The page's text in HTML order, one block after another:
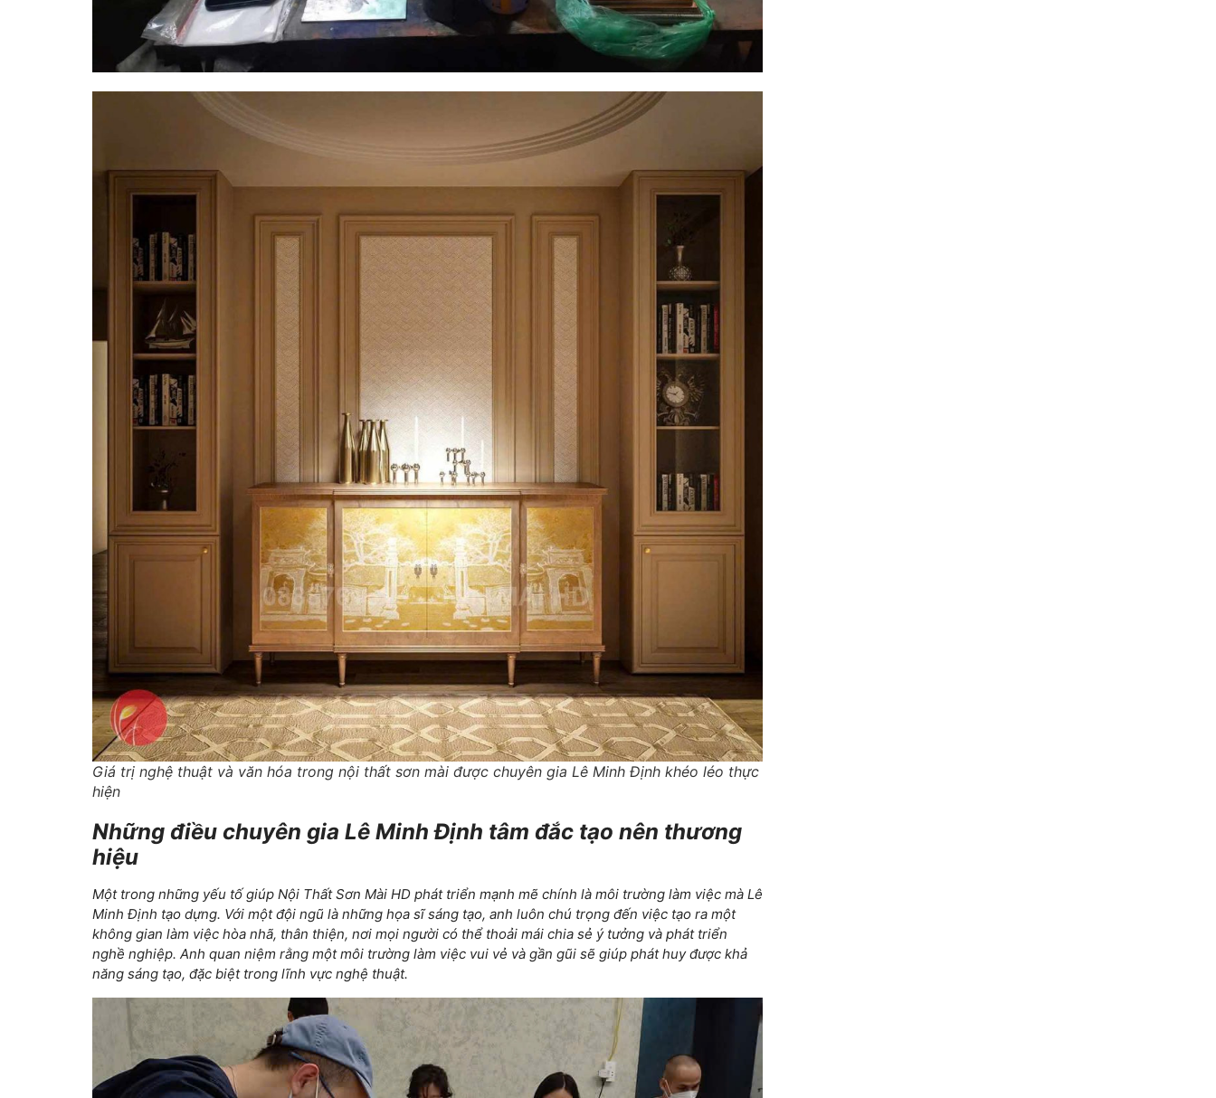
Giá trị nghệ thuật và văn hóa trong nội thất sơn mài được chuyên gia Lê Minh Định khéo léo thực
hiện
Những điều chuyên gia Lê Minh Định tâm đắc tạo nên thương
hiệu
Một trong những yếu tố giúp Nội Thất Sơn Mài HD phát triển mạnh mẽ chính là môi trường làm việc mà Lê
Minh Định tạo dựng. Với một đội ngũ là những họa sĩ sáng tạo, anh luôn chú trọng đến việc tạo ra một
không gian làm việc hòa nhã, thân thiện, nơi mọi người có thể thoải mái chia sẻ ý tưởng và phát triển
nghề nghiệp. Anh quan niệm rằng một môi trường làm việc vui vẻ và gần gũi sẽ giúp phát huy được khả
năng sáng tạo, đặc biệt trong lĩnh vực nghệ thuật.